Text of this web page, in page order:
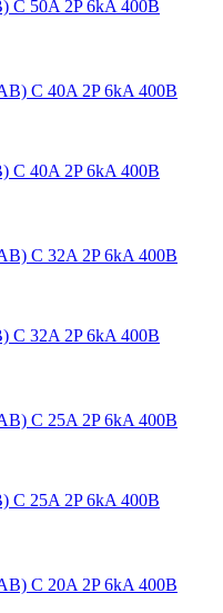
C 50A 2P 6kA 400В
C 40A 2P 6kA 400В
C 32A 2P 6kA 400В
C 25A 2P 6kA 400В